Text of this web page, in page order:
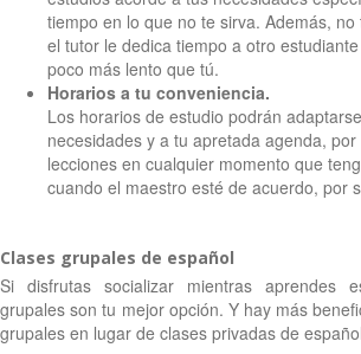
tiempo en lo que no te sirva. Además,
el tutor le dedica tiempo a otro
poco más lento que tú.
Horarios a tu conveniencia.
Los horarios de estudio podrán
necesidades y a tu apretada agenda,
lecciones en cualquier momento que
cuando el maestro esté de acuerdo, por
Clases grupales de español
Si disfrutas socializar mientras aprendes
grupales son tu mejor opción. Y hay más
grupales en lugar de clases privadas de